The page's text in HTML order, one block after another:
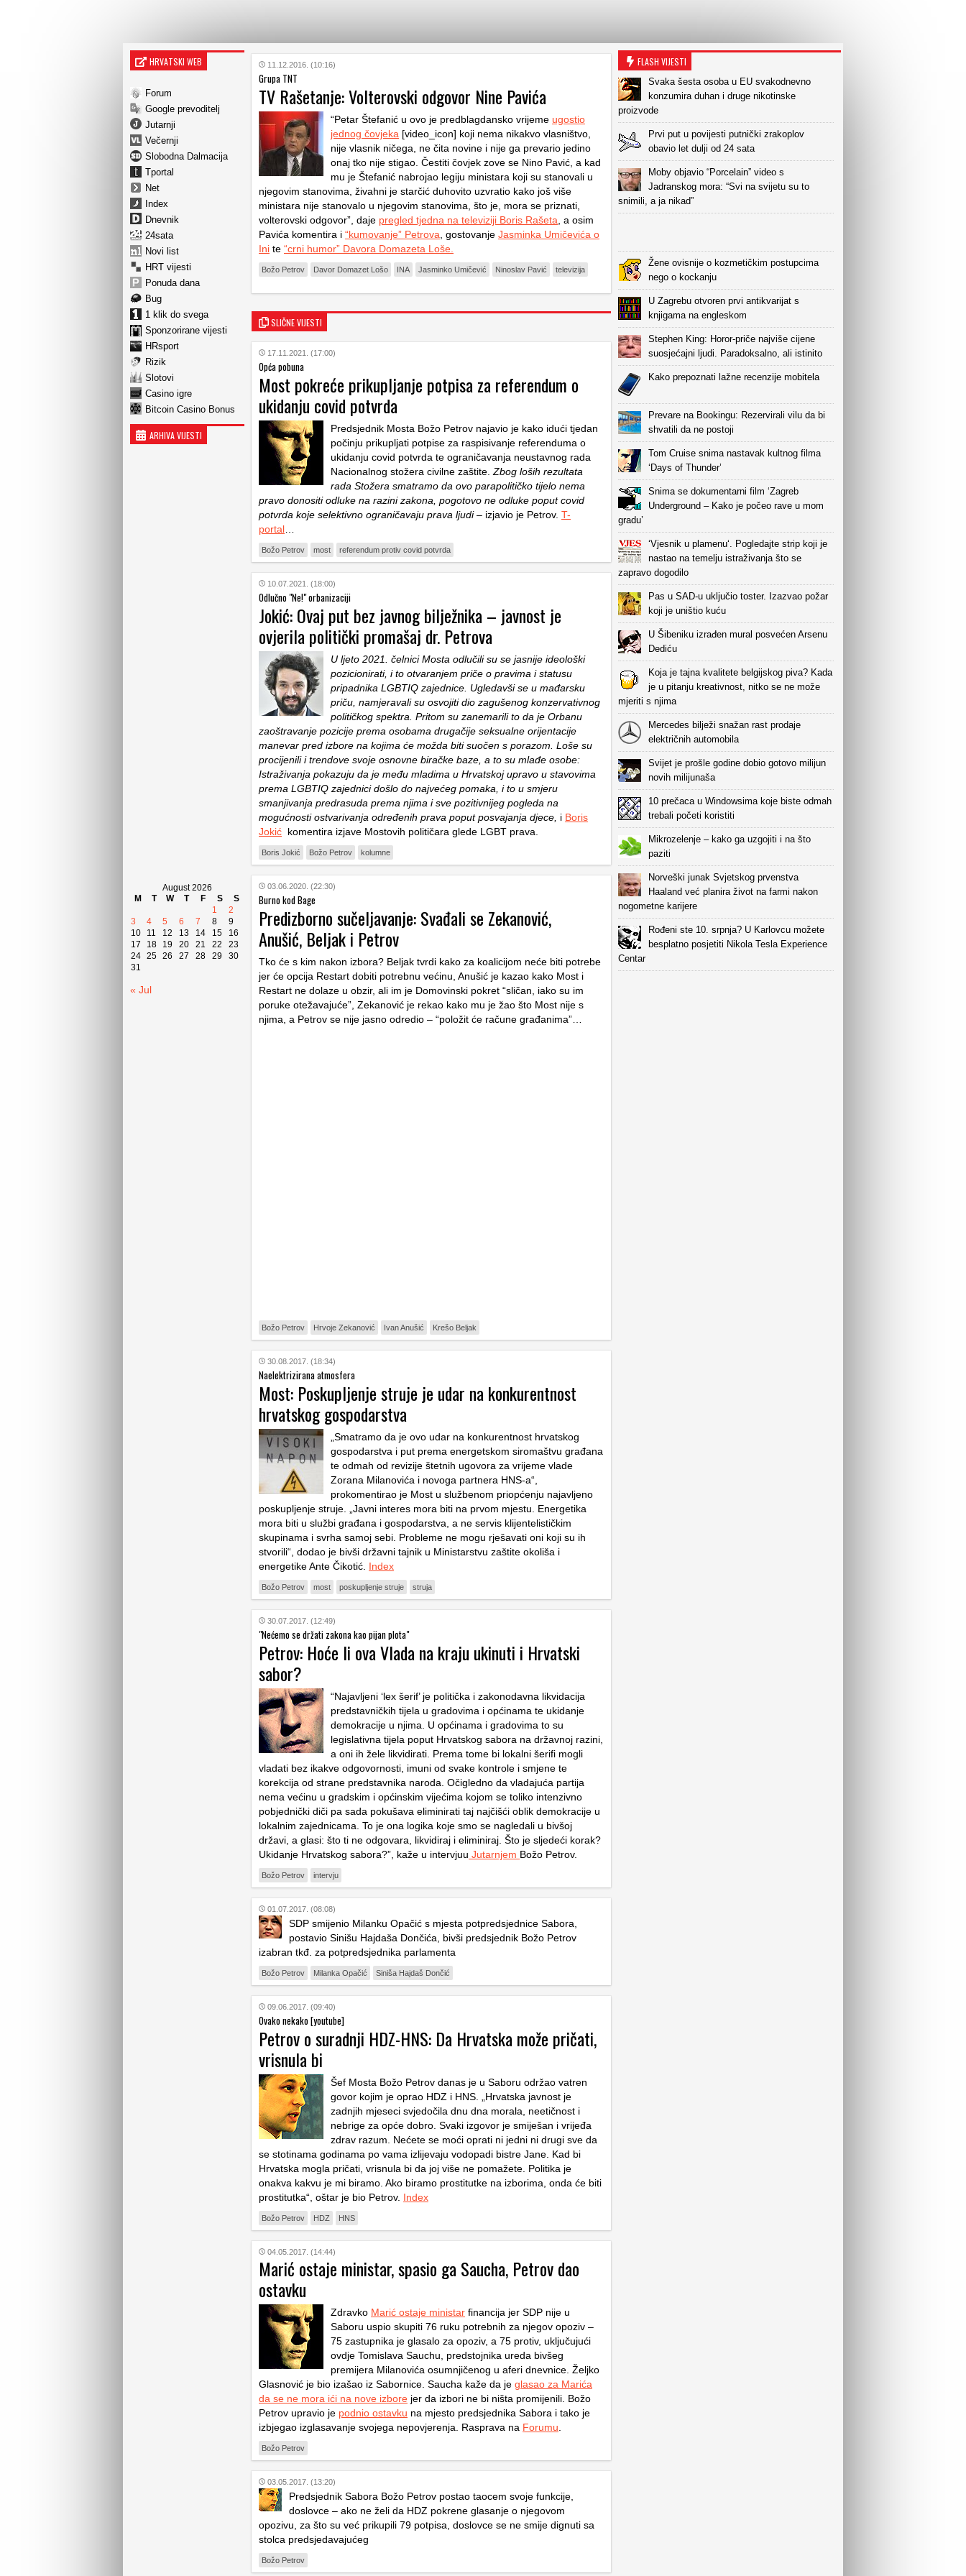
HRVATSKI WEB
Forum
Google prevoditelj
Jutarnji
Večernji
Slobodna Dalmacija
Tportal
Net
Index
Dnevnik
24sata
Novi list
HRT vijesti
Ponuda dana
Bug
1 klik do svega
Sponzorirane vijesti
HRsport
Rizik
Slotovi
Casino igre
Bitcoin Casino Bonus
ARHIVA VIJESTI
August 2026
M
T W T F S
S
1
2
3
4 5 6 7 8
9
10
11 12 13 14 15
16
17
18 19 20 21 22
23
24 25 26 27 28 29
30
31
« Jul
11.12.2016. (10:16)
Grupa TNT
TV Rašetanje: Volterovski odgovor Nine Pavića
“Petar Štefanić u ovo je predblagdansko vrijeme ugostio
jednog čovjeka [video_icon] koji nema nikakvo vlasništvo,
nije vlasnik ničega, ne čita novine i nije ga prevario jedino
onaj tko nije stigao. Čestiti čovjek zove se Nino Pavić, a kad
mu je Štefanić nabrojao legiju ministara koji su stanovali u
njegovim stanovima, živahni je starčić duhovito uzvratio kako još više
ministara nije stanovalo u njegovim stanovima, što je, mora se priznati,
volterovski odgovor”, daje pregled tjedna na televiziji Boris Rašeta , a osim
Pavića komentira i “kumovanje” Petrova , gostovanje Jasminka Umičevića o
Ini te “crni humor” Davora Domazeta Loše.
Božo Petrov Davor Domazet Lošo INA Jasminko Umičević Ninoslav Pavić televizija
SLIČNE VIJESTI
17.11.2021. (17:00)
Opća pobuna
Most pokreće prikupljanje potpisa za referendum o
ukidanju covid potvrda
Predsjednik Mosta Božo Petrov najavio je kako idući tjedan
počinju prikupljati potpise za raspisivanje referenduma o
ukidanju covid potvrda te ograničavanja neustavnog rada
Nacionalnog stožera civilne zaštite. Zbog loših rezultata
rada Stožera smatramo da ovo parapolitičko tijelo nema
pravo donositi odluke na razini zakona, pogotovo ne odluke poput covid
potvrda koje selektivno ograničavaju prava ljudi– izjavio je Petrov. T-
portal
Božo Petrov most referendum protiv covid potvrda
10.07.2021. (18:00)
Odlučno "Ne!" orbanizaciji
Jokić: Ovaj put bez javnog bilježnika – javnost je
ovjerila politički promašaj dr. Petrova
U ljeto 2021. čelnici Mosta odlučili su se jasnije ideološki
pozicionirati, i to otvaranjem priče o pravima i statusu
pripadnika LGBTIQ zajednice. Ugledavši se u mađarsku
priču, namjeravali su osvojiti dio zagušenog konzervativnog
političkog spektra. Pritom su zanemarili to da je Orbanu
zaoštravanje pozicije prema osobama drugačije seksualne orijentacije
manevar pred izbore na kojima će možda biti suočen s porazom. Loše su
procijenili i trendove svoje osnovne biračke baze, a to su mlađe osobe:
Istraživanja pokazuju da je među mladima u Hrvatskoj upravo u stavovima
prema LGBTIQ zajednici došlo do najvećeg pomaka, i to u smjeru
smanjivanja predrasuda prema njima i sve pozitivnijeg pogleda na
mogućnosti ostvarivanja određenih prava poput posvajanja djece, i Boris
Jokić komentira izjave Mostovih političara glede LGBT prava.
Boris Jokić Božo Petrov kolumne
03.06.2020. (22:30)
Burno kod Bage
Predizborno sučeljavanje: Svađali se Zekanović,
Anušić, Beljak i Petrov
Tko će s kim nakon izbora? Beljak tvrdi kako za koalicijom neće biti potrebe
jer će opcija Restart dobiti potrebnu većinu, Anušić je kazao kako Most i
Restart ne dolaze u obzir, ali im je Domovinski pokret “sličan, iako su im
poruke otežavajuće”, Zekanović je rekao kako mu je žao što Most nije s
njima, a Petrov se nije jasno odredio – “položit će račune građanima”…
Božo Petrov Hrvoje Zekanović Ivan Anušić Krešo Beljak
30.08.2017. (18:34)
Naelektrizirana atmosfera
Most: Poskupljenje struje je udar na konkurentnost
hrvatskog gospodarstva
„Smatramo da je ovo udar na konkurentnost hrvatskog
gospodarstva i put prema energetskom siromaštvu građana
te odmah od revizije štetnih ugovora za vrijeme vlade
Zorana Milanovića i novoga partnera HNS-a“,
prokomentirao je Most u službenom priopćenju najavljeno
poskupljenje struje. „Javni interes mora biti na prvom mjestu. Energetika
mora biti u službi građana i gospodarstva, a ne servis klijentelističkim
skupinama i svrha samoj sebi. Probleme ne mogu rješavati oni koji su ih
stvorili“, dodao je bivši državni tajnik u Ministarstvu zaštite okoliša i
energetike Ante Čikotić. Index
Božo Petrov most poskupljenje struje struja
30.07.2017. (12:49)
"Nećemo se držati zakona kao pijan plota"
Petrov: Hoće li ova Vlada na kraju ukinuti i Hrvatski
sabor?
“Najavljeni ‘lex šerif’ je politička i zakonodavna likvidacija
predstavničkih tijela u gradovima i općinama te ukidanje
demokracije u njima. U općinama i gradovima to su
legislativna tijela poput Hrvatskog sabora na državnoj razini,
a oni ih žele likvidirati. Prema tome bi lokalni šerifi mogli
vladati bez ikakve odgovornosti, imuni od svake kontrole i smjene te
korekcija od strane predstavnika naroda. Očigledno da vladajuća partija
nema većinu u gradskim i općinskim vijećima kojom se toliko intenzivno
pobjednički diči pa sada pokušava eliminirati taj najčišći oblik demokracije u
lokalnim zajednicama. To je ona logika koje smo se nagledali u bivšoj
državi, a glasi: što ti ne odgovara, likvidiraj i eliminiraj. Što je sljedeći korak?
Ukidanje Hrvatskog sabora?”, kaže u intervjuu Jutarnjem Božo Petrov.
Božo Petrov intervju
01.07.2017. (08:08)
SDP smijenio Milanku Opačić s mjesta potpredsjednice Sabora,
postavio Sinišu Hajdaša Dončića, bivši predsjednik Božo Petrov
izabran tkđ. za potpredsjednika parlamenta
Božo Petrov Milanka Opačić Siniša Hajdaš Dončić
09.06.2017. (09:40)
Ovako nekako [youtube]
Petrov o suradnji HDZ-HNS: Da Hrvatska može pričati,
vrisnula bi
Šef Mosta Božo Petrov danas je u Saboru održao vatren
govor kojim je oprao HDZ i HNS. „Hrvatska javnost je
zadnjih mjeseci svjedočila dnu dna morala, neetičnost i
nebrige za opće dobro. Svaki izgovor je smiješan i vrijeđa
zdrav razum. Nećete se moći oprati ni jedni ni drugi sve da
se stotinama godinama po vama izlijevaju vodopadi bistre Jane. Kad bi
Hrvatska mogla pričati, vrisnula bi da joj više ne pomažete. Politika je
onakva kakvu je mi biramo. Ako biramo prostitutke na izborima, onda će biti
prostitutka“, oštar je bio Petrov. Index
Božo Petrov HDZ HNS
04.05.2017. (14:44)
Marić ostaje ministar, spasio ga Saucha, Petrov dao
ostavku
Zdravko Marić ostaje ministar financija jer SDP nije u
Saboru uspio skupiti 76 ruku potrebnih za njegov opoziv –
75 zastupnika je glasalo za opoziv, a 75 protiv, uključujući
ovdje Tomislava Sauchu, predstojnika ureda bivšeg
premijera Milanovića osumnjičenog u aferi dnevnice. Željko
Glasnović je bio izašao iz Sabornice. Saucha kaže da je glasao za Marića
da se ne mora ići na nove izbore jer da izbori ne bi ništa promijenili. Božo
Petrov upravio je podnio ostavku na mjesto predsjednika Sabora i tako je
izbjegao izglasavanje svojega nepovjerenja. Rasprava na Forumu
Božo Petrov
03.05.2017. (13:20)
Predsjednik Sabora Božo Petrov postao taocem svoje funkcije,
doslovce – ako ne želi da HDZ pokrene glasanje o njegovom
opozivu, za što su već prikupili 79 potpisa, doslovce se ne smije dignuti sa
stolca predsjedavajućeg
Božo Petrov
FLASH VIJESTI
Svaka šesta osoba u EU svakodnevno
konzumira duhan i druge nikotinske
proizvode
Prvi put u povijesti putnički zrakoplov
obavio let dulji od 24 sata
Moby objavio “Porcelain” video s
Jadranskog mora: “Svi na svijetu su to
snimili, a ja nikad”
Žene ovisnije o kozmetičkim postupcima
nego o kockanju
U Zagrebu otvoren prvi antikvarijat s
knjigama na engleskom
Stephen King: Horor-priče najviše cijene
suosjećajni ljudi. Paradoksalno, ali istinito
Kako prepoznati lažne recenzije mobitela
Prevare na Bookingu: Rezervirali vilu da bi
shvatili da ne postoji
Tom Cruise snima nastavak kultnog filma
‘Days of Thunder’
Snima se dokumentarni film ‘Zagreb
Underground – Kako je počeo rave u mom
gradu’
‘Vjesnik u plamenu‘. Pogledajte strip koji je
nastao na temelju istraživanja što se
zapravo dogodilo
Pas u SAD-u uključio toster. Izazvao požar
koji je uništio kuću
U Šibeniku izrađen mural posvećen Arsenu
Dediću
Koja je tajna kvalitete belgijskog piva? Kada
je u pitanju kreativnost, nitko se ne može
mjeriti s njima
Mercedes bilježi snažan rast prodaje
električnih automobila
Svijet je prošle godine dobio gotovo milijun
novih milijunaša
10 prečaca u Windowsima koje biste odmah
trebali početi koristiti
Mikrozelenje – kako ga uzgojiti i na što
paziti
Norveški junak Svjetskog prvenstva
Haaland već planira život na farmi nakon
nogometne karijere
Rođeni ste 10. srpnja? U Karlovcu možete
besplatno posjetiti Nikola Tesla Experience
Centar